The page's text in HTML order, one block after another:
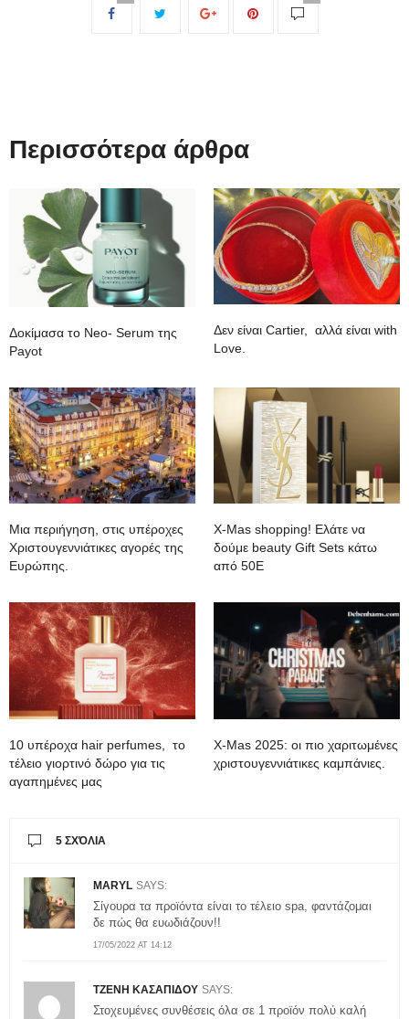
Περισσότερα άρθρα
Δοκίμασα το Neo- Serum της
Payot
Δεν είναι Cartier, αλλά είναι with
Love.
Mια περιήγηση, στις υπέροχες
Χριστουγεννιάτικες αγορές της
Ευρώπης.
Χ-Mas shopping! Ελάτε να
δούμε beauty Gift Sets κάτω
από 50Ε
10 υπέροχα hair perfumes, το
τέλειο γιορτινό δώρο για τις
αγαπημένες μας
X-Mas 2025: oι πιο χαριτωμένες
χριστουγεννιάτικες καμπάνιες.
5 ΣΧΌΛΙΑ
MARYL SAYS:
17/05/2022 AT 14:12
Σίγουρα τα προϊόντα είναι το τέλειο spa, φαντάζομαι
δε πώς θα ευωδιάζουν!!
ΤΖΕΝΗ ΚΑΣΑΠΙΔΟΥ SAYS:
Στοχευμένες συνθέσεις όλα σε 1 προϊόν πολύ καλή